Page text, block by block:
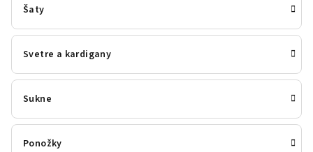
Šaty
Svetre a kardigany
Sukne
Ponožky